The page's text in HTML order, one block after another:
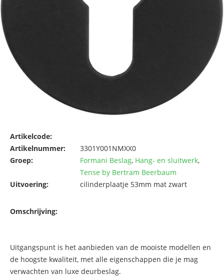
Artikelcode:
Artikelnummer:
3301Y001NMXX0
Groep:
Formani Beslag, Hang- en sluitwerk,
Tense by Bertram Beerbaum
Uitvoering:
cilinderplaatje 53mm mat zwart
Omschrijving:
Uitgangspunt is het aanbieden van de mooiste modellen en
de hoogste kwaliteit, met alle eigenschappen die je mag
verwachten van luxe deurbeslag.